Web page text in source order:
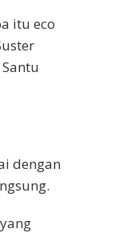
itu eco
dengan